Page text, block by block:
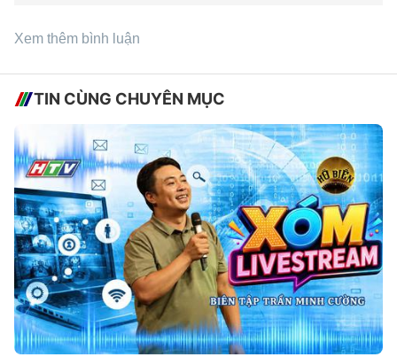
Xem thêm bình luận
TIN CÙNG CHUYÊN MỤC